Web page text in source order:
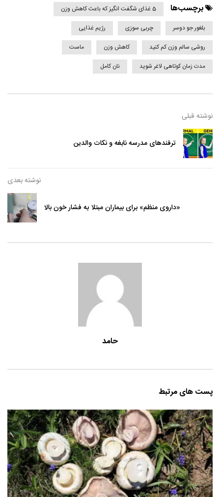
برچسب‌ها
5 غذای شگفت انگیز که باعث کاهش وزن
بلغور جو دوسر
چربی سوزی
رژیم غذایی
روشی سالم وزن کم کنید
کاهش وزن
ماست
مدت زمان کوتاهی لاغر شوید
نان کامل
نوشته قبلی
ترفندهای مدرسه نابغه و نکات والدین
نوشته بعدی
«داروی منظم» برای بیماران مبتلا به فشار خون بالا
حامد
پست های مرتبط